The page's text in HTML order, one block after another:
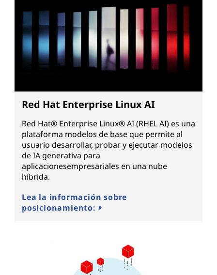
Red Hat Enterprise Linux AI
Red Hat® Enterprise Linux® AI (RHEL AI) es una
plataforma modelos de base que permite al
usuario desarrollar, probar y ejecutar modelos
de IA generativa para
aplicacionesempresariales en una nube
híbrida.
Lea la información sobre
posicionamiento: